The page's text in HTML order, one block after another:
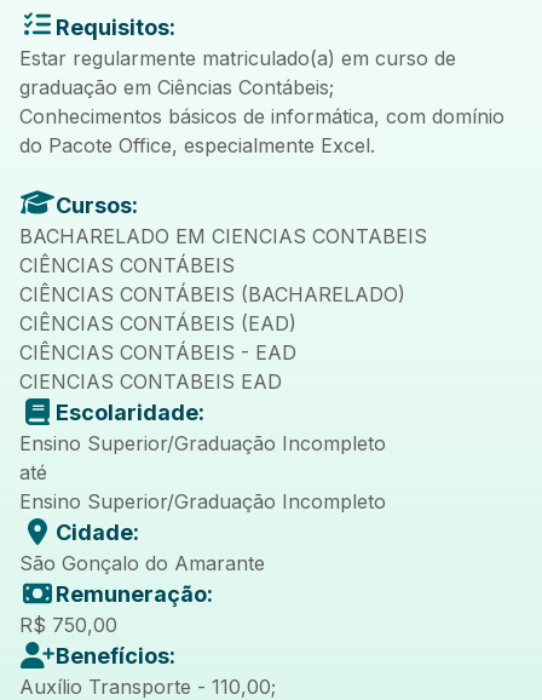
Requisitos:
Estar regularmente matriculado(a) em curso de
graduação em Ciências Contábeis;
Conhecimentos básicos de informática, com domínio
do Pacote Office, especialmente Excel.
Cursos:
BACHARELADO EM CIENCIAS CONTABEIS
CIÊNCIAS CONTÁBEIS
CIÊNCIAS CONTÁBEIS (BACHARELADO)
CIÊNCIAS CONTÁBEIS (EAD)
CIÊNCIAS CONTÁBEIS - EAD
CIENCIAS CONTABEIS EAD
Escolaridade:
Ensino Superior/Graduação Incompleto
até
Ensino Superior/Graduação Incompleto
Cidade:
São Gonçalo do Amarante
Remuneração:
R$ 750,00
Benefícios:
Auxílio Transporte - 110,00;